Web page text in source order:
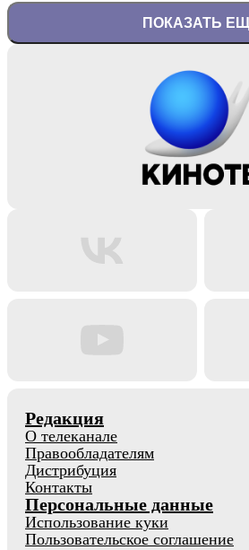
ПОКАЗАТЬ
Редакция
О телеканале
Правообладателям
Дистрибуция
Контакты
Персональные данные
Использование куки
Пользовательское соглашение